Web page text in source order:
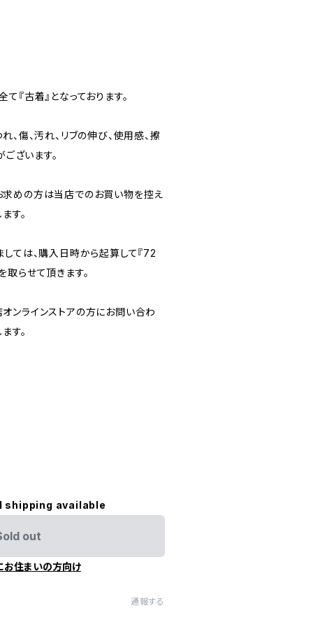
『古着』となっております。
、傷、汚れ、リブの伸び、使用感、擦
ざいます。
めの方は当店でのお買い物を控え
す。
ては、購入日時から起算して『72
らせて頂きます。
ンラインストアの方にお問い合わ
す。
shipping available
out
お住まいの方向け
通報する